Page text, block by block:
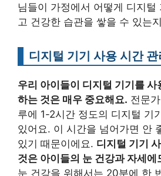
님들이 가정에서 어떻게 디지털
고 건강한 습관을 쌓을 수 있는
디지털 기기 사용 시간 관
우리 아이들이 디지털 기기를 사
하는 것은 매우 중요해요. 전문
루에 1-2시간 정도의 디지털 기
있어요. 이 시간을 넘어가면 안
있기 때문이에요. 디지털 기기
것은 아이들의 눈 건강과 자세에
눈 건강을 위해서는 20분에 한